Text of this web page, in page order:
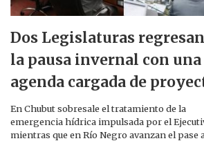
Dos Legislaturas
la pausa invernal con una
agenda cargada de
En Chubut sobresale el tratamiento de la
emergencia hídrica impulsada por el
mientras que en Río Negro avanzan el pase